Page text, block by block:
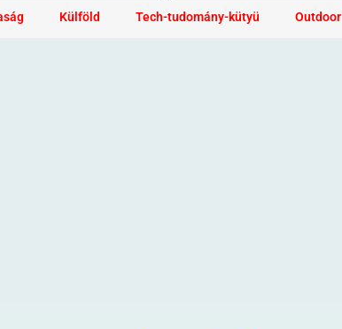
Külföld Tech-tudomány-kütyü Outdoor